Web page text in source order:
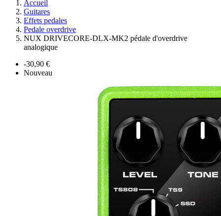
Accueil
Guitares
Effets pedales
Pedale overdrive
NUX DRIVECORE-DLX-MK2 pédale d'overdrive
analogique
-30,90 €
Nouveau